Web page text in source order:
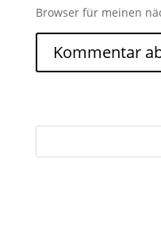
Browser für meinen